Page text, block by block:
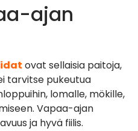
ajan
ovat sellaisia paitoja,
tarvitse pukeutua
lomalle, mökille,
Vapaa-ajan
ja hyvä fiilis.